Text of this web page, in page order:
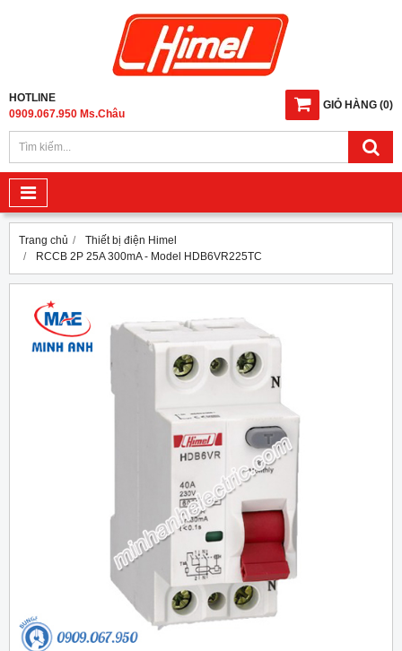
GIỎ HÀNG (0)
HOTLINE
0909.067.950 Ms.Châu
Trang chủ
Thiết bị điện Himel
RCCB 2P 25A 300mA - Model HDB6VR225TC